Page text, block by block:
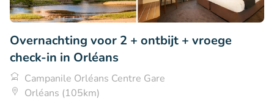
Overnachting voor 2 + ontbijt + vroege
check-in in Orléans
Campanile Orléans Centre Gare
Orléans (105km)